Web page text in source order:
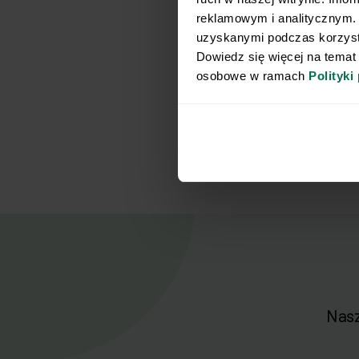
reklamowym i
uzyskanymi podczas
Dowiedz się więcej na
osobowe w ramach Polityki